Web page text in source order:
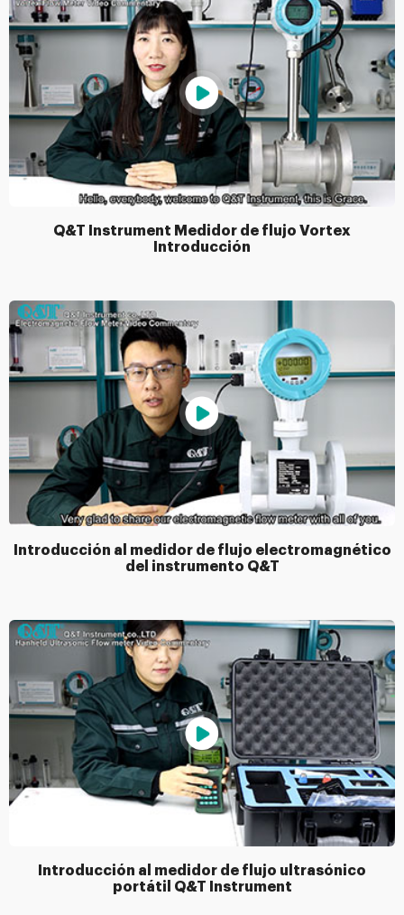
Q&T Instrument Medidor de flujo Vortex
Introducción
Introducción al medidor de flujo electromagnético
del instrumento Q&T
Introducción al medidor de flujo ultrasónico
portátil Q&T Instrument